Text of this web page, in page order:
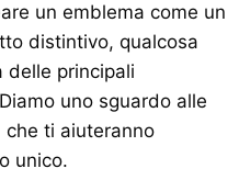
un emblema come un
distintivo, qualcosa
delle principali
uno sguardo alle
che ti aiuteranno
unico.